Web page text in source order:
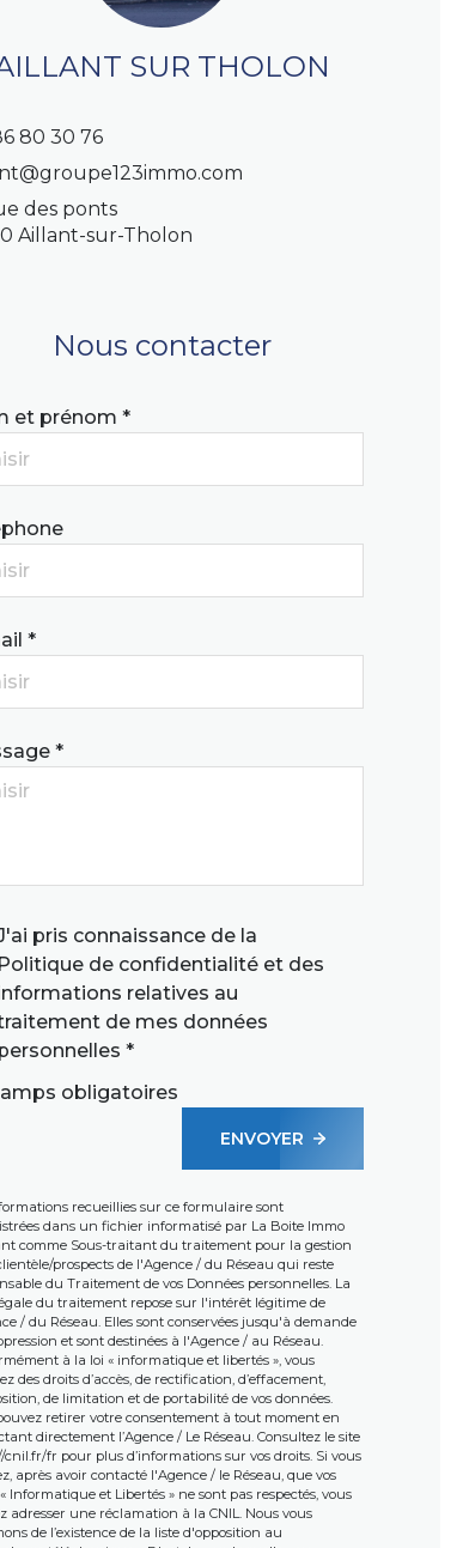
SUR THOLON
80 30 76
des ponts
Aillant-sur-Tholon
Nous contacter
et prénom *
*
*
pris connaissance de la
Politique de confidentialité et des
relatives au
de mes données
*
obligatoires
ENVOYER
recueillies sur ce formulaire sont
dans un fichier informatisé par La Boite Immo
comme Sous-traitant du traitement pour la gestion
prospects de l'Agence / du Réseau qui reste
du Traitement de vos Données personnelles. La
du traitement repose sur l'intérêt légitime de
/ du Réseau. Elles sont conservées jusqu'à demande
et sont destinées à l'Agence / au Réseau.
à la loi « informatique et libertés », vous
des droits d’accès, de rectification, d’effacement,
de limitation et de portabilité de vos données.
retirer votre consentement à tout moment en
directement l’Agence / Le Réseau. Consultez le site
cnil.fr/fr pour plus d’informations sur vos droits. Si vous
après avoir contacté l'Agence / le Réseau, que vos
Informatique et Libertés » ne sont pas respectés, vous
adresser une réclamation à la CNIL. Nous vous
de l’existence de la liste d'opposition au